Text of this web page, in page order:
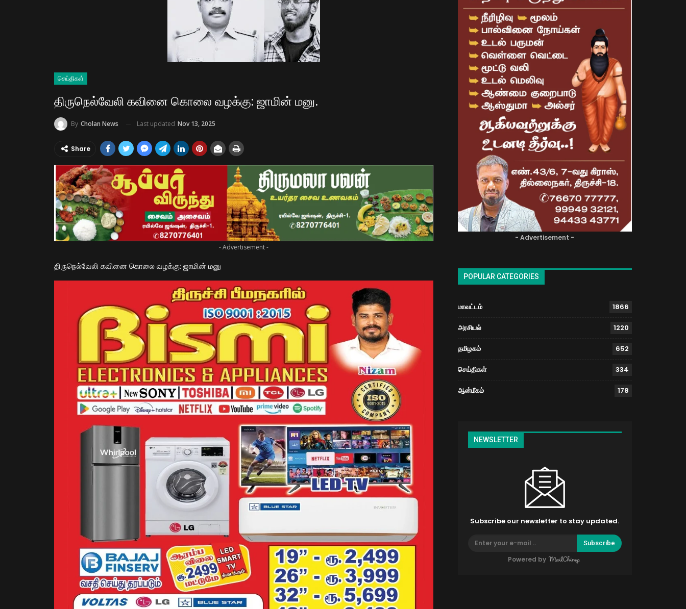
செய்திகள்
திருநெல்வேலி கவினை கொலை வழக்கு: ஜாமின் மனு.
By Cholan News Last updated Nov 13, 2025
Share
- Advertisement -
திருநெல்வேலி கவினை கொலை வழக்கு: ஜாமின் மனு
- Advertisement -
POPULAR CATEGORIES
மாவட்டம் 1866
அரசியல் 1220
தமிழகம் 652
செய்திகள் 334
ஆன்மீகம் 178
NEWSLETTER
Subscribe our newsletter to stay updated.
Subscribe
Powered by